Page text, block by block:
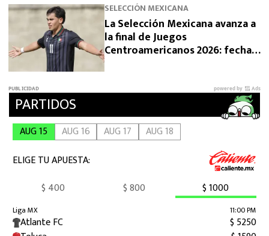
SELECCIÓN MEXICANA
La Selección Mexicana avanza a
la final de Juegos
Centroamericanos 2026: fecha,